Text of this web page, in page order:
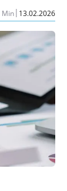
Min| 13.02.2026